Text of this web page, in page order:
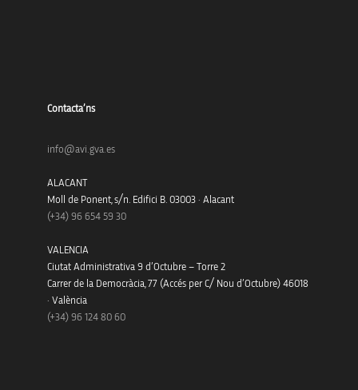
Contacta’ns
info@avi.gva.es
ALACANT
Moll de Ponent, s/n. Edifici B. 03003 · Alacant
(+34) 96 654 59 30
VALENCIA
Ciutat Administrativa 9 d’Octubre – Torre 2
Carrer de la Democràcia, 77 (Accés per C/ Nou d’Octubre) 46018
· València
(+34) 96 124 80 60